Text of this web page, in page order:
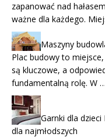
zapanować nad
ważne dla każdego.
Maszyny
Plac budowy to
są kluczowe, a
fundamentalną rolę. W …
Garnki dla dzieci
dla najmłodszych